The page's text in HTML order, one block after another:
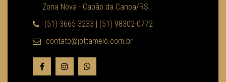
Zona Nova - Capão da Canoa/RS
(51) 3665-3233 | (51) 98302-0772
contato@jottamelo.com.br